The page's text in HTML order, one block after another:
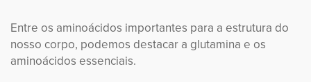
Entre os aminoácidos importantes para a estrutura do
nosso corpo, podemos destacar a glutamina e os
aminoácidos essenciais.